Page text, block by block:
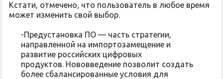
Кстати, отмечено, что пользователь в любое время
может изменить свой выбор.
-Предустановка ПО — часть стратегии,
направленной на импортозамещение и
развитие российских цифровых
продуктов. Нововведение позволит создать
более сбалансированные условия для